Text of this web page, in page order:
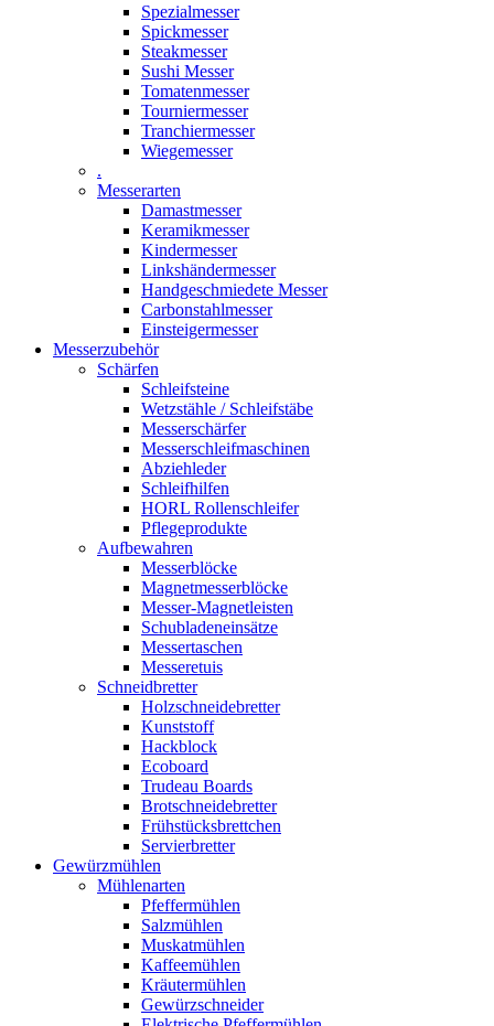
Spezialmesser
Spickmesser
Steakmesser
Sushi Messer
Tomatenmesser
Tourniermesser
Tranchiermesser
Wiegemesser
.
Messerarten
Damastmesser
Keramikmesser
Kindermesser
Linkshändermesser
Handgeschmiedete Messer
Carbonstahlmesser
Einsteigermesser
Messerzubehör
Schärfen
Schleifsteine
Wetzstähle / Schleifstäbe
Messerschärfer
Messerschleifmaschinen
Abziehleder
Schleifhilfen
HORL Rollenschleifer
Pflegeprodukte
Aufbewahren
Messerblöcke
Magnetmesserblöcke
Messer-Magnetleisten
Schubladeneinsätze
Messertaschen
Messeretuis
Schneidbretter
Holzschneidebretter
Kunststoff
Hackblock
Ecoboard
Trudeau Boards
Brotschneidebretter
Frühstücksbrettchen
Servierbretter
Gewürzmühlen
Mühlenarten
Pfeffermühlen
Salzmühlen
Muskatmühlen
Kaffeemühlen
Kräutermühlen
Gewürzschneider